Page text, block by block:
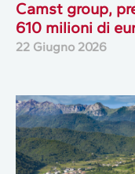
Camst group,
610 milioni di
22 Giugno 2026